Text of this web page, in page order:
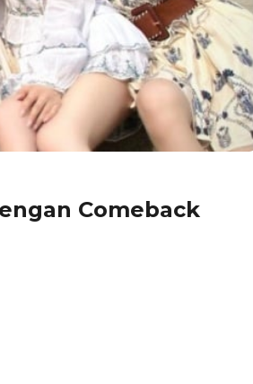
Comeback